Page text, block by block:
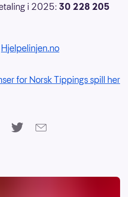
i 2025: 30 228 205
Hjelpelinjen.no
for Norsk Tippings spill her